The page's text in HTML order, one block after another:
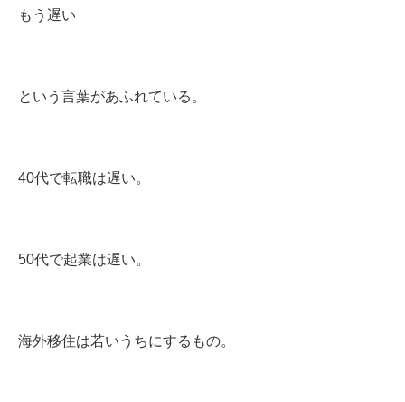
もう遅い
という言葉があふれている。
40代で転職は遅い。
50代で起業は遅い。
海外移住は若いうちにするもの。